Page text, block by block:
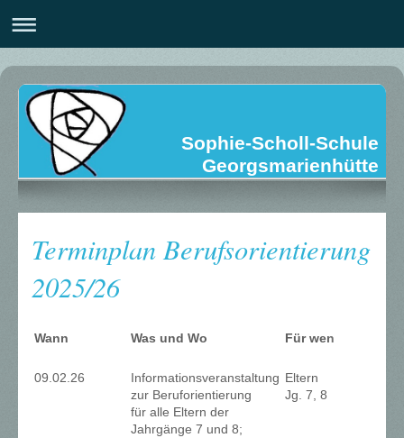
Sophie-Scholl-Schule
Georgsmarienhütte
Terminplan Berufsorientierung
2025/26
Wann Was und Wo Für wen
09.02.26
Informationsveranstaltung
zur Beruforientierung
für alle Eltern der
Jahrgänge 7 und 8;
Eltern
Jg. 7, 8